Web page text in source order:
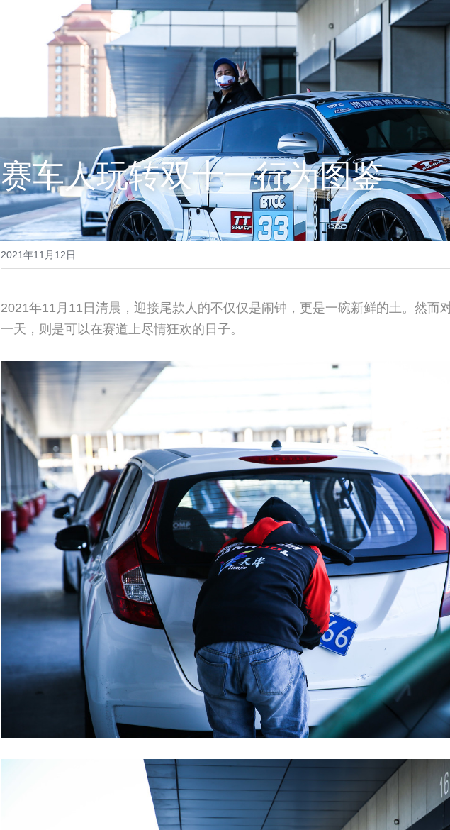
赛车人玩转双十一行为图鉴
2021年11月12日
2021年11月11日清晨，迎接尾款人的不仅仅是闹钟，更是一碗新鲜的土。然而
一天，则是可以在赛道上尽情狂欢的日子。